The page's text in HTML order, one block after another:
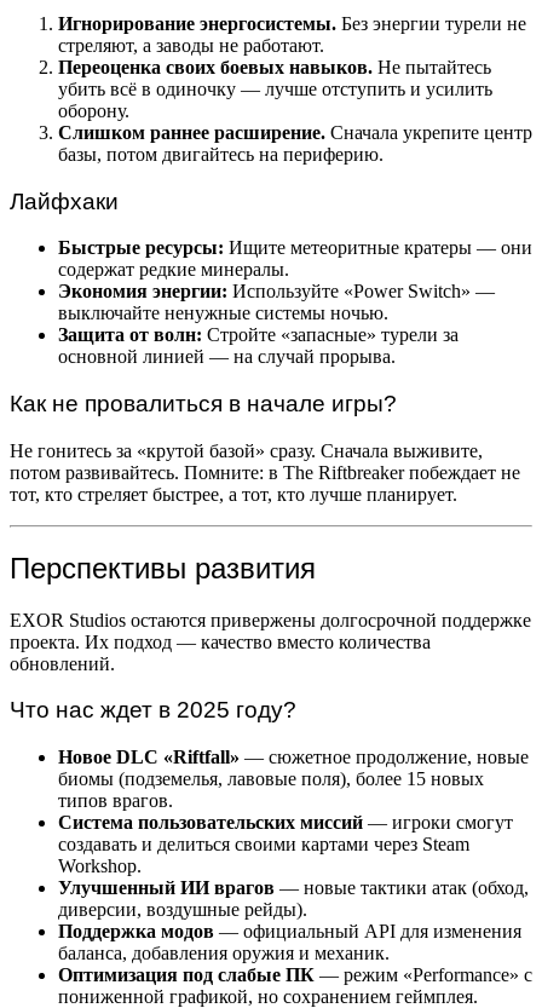
Игнорирование энергосистемы. Без энергии турели не
стреляют, а заводы не работают.
Переоценка своих боевых навыков. Не пытайтесь
убить всё в одиночку — лучше отступить и усилить
оборону.
Слишком раннее расширение. Сначала укрепите центр
базы, потом двигайтесь на периферию.
Лайфхаки
Быстрые ресурсы: Ищите метеоритные кратеры — они
содержат редкие минералы.
Экономия энергии: Используйте «Power Switch» —
выключайте ненужные системы ночью.
Защита от волн: Стройте «запасные» турели за
основной линией — на случай прорыва.
Как не провалиться в начале игры?
Не гонитесь за «крутой базой» сразу. Сначала выживите,
потом развивайтесь. Помните: в The Riftbreaker побеждает не
тот, кто стреляет быстрее, а тот, кто лучше планирует.
Перспективы развития
EXOR Studios остаются привержены долгосрочной поддержке
проекта. Их подход — качество вместо количества
обновлений.
Что нас ждет в 2025 году?
Новое DLC «Riftfall» — сюжетное продолжение, новые
биомы (подземелья, лавовые поля), более 15 новых
типов врагов.
Система пользовательских миссий — игроки смогут
создавать и делиться своими картами через Steam
Workshop.
Улучшенный ИИ врагов — новые тактики атак (обход,
диверсии, воздушные рейды).
Поддержка модов — официальный API для изменения
баланса, добавления оружия и механик.
Оптимизация под слабые ПК — режим «Performance» с
пониженной графикой, но сохранением геймплея.